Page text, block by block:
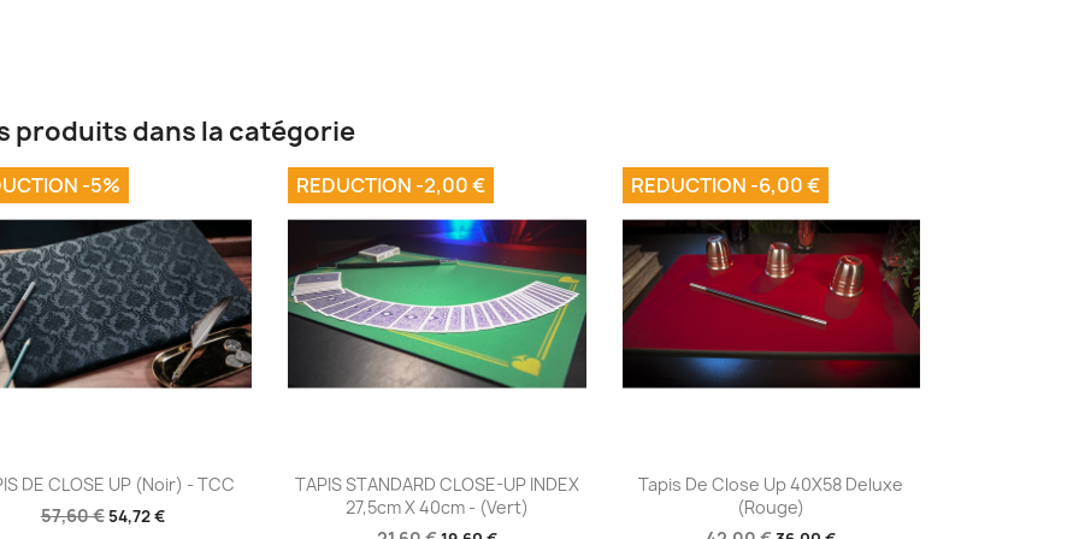
produits dans la catégorie
Aperçu rapide
DE CLOSE UP (Noir) - TCC
57,60 € 54,72 €
-5%
Aperçu rapide
TAPIS STANDARD CLOSE-UP INDEX
27,5cm X 40cm - (Vert)
REDUCTION -2,00 €
Aperçu rapide
Tapis De Close Up 40X58 Deluxe
(Rouge)
REDUCTION -6,00 €